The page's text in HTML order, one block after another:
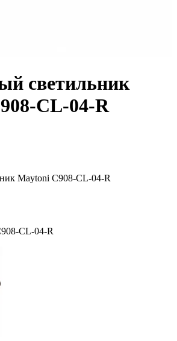
светильник
CL-04-R
Maytoni C908-CL-04-R
CL-04-R